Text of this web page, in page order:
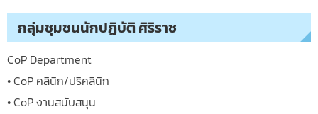
กลุ่มชุมชนนักปฏิบัติ ศิริราช
CoP Department
• CoP คลินิก/ปริคลินิก
• CoP งานสนับสนุน